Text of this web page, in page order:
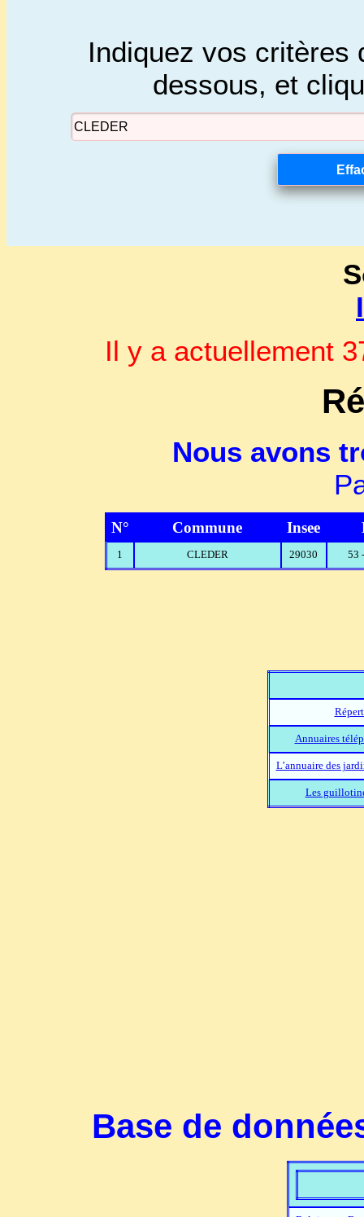
Indiquez vos critères
dessous, et
Il y a actuellement
Nous avons
N° Commune Insee
1 CLEDER 29030 53
Annuaires
L’annuaire des
Les
Base de